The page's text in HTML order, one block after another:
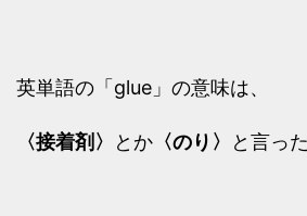
英単語の「glue」の意味は、
〈接着剤〉 とか 〈のり〉 と言っ